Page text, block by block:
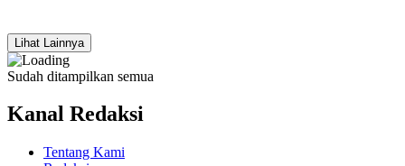
Lihat Lainnya
Sudah ditampilkan semua
Kanal Redaksi
Tentang Kami